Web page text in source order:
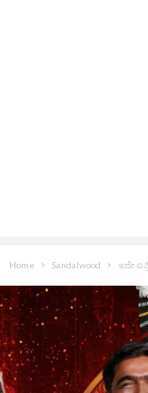
Home Sandalwood ಇದೇ